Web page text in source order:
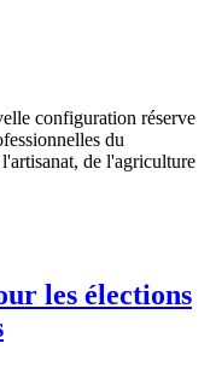
configuration réserve
du
de l'agriculture
les élections